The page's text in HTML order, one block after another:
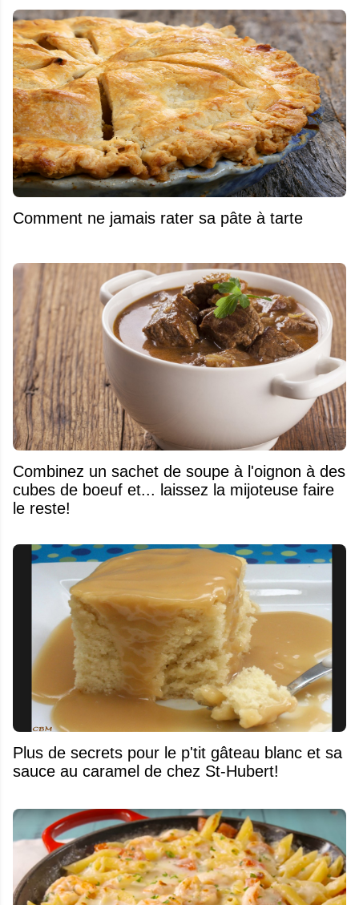
Comment ne jamais rater sa pâte à tarte
Combinez un sachet de soupe à l'oignon à des
cubes de boeuf et... laissez la mijoteuse faire
le reste!
Plus de secrets pour le p'tit gâteau blanc et sa
sauce au caramel de chez St-Hubert!